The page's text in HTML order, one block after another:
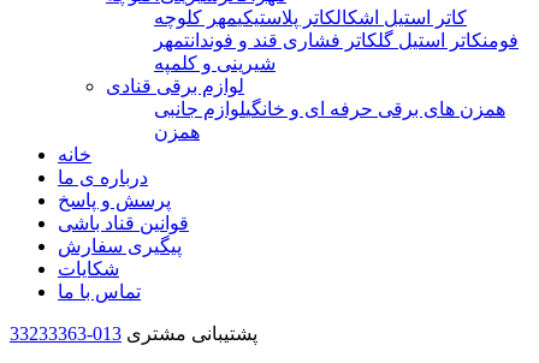
کاتر استیل اشکالکاتر پلاستیکیمهر کلوچه
فومنکاتر استیل گلکاتر فشاری قند و فوندانتمهر
شیرینی و کلمپه
لوازم برقی قنادی
همزن های برقی حرفه ای و خانگیلوازم جانبی
همزن
خانه
درباره ی ما
پرسش و پاسخ
قوانین قناد باشی
پیگیری سفارش
شکایات
تماس با ما
33233363-013 پشتیبانی مشتری